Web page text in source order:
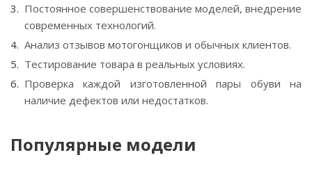
Постоянное совершенствование моделей, внедрение
современных технологий.
Анализ отзывов мотогонщиков и обычных клиентов.
Тестирование товара в реальных условиях.
Проверка каждой изготовленной пары обуви на
наличие дефектов или недостатков.
Популярные модели